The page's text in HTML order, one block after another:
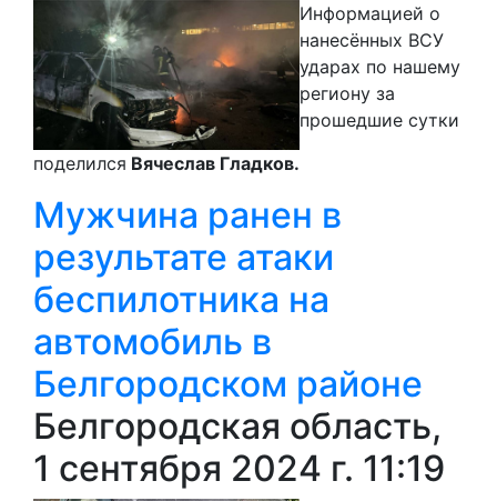
Информацией о
нанесённых ВСУ
ударах по нашему
региону за
прошедшие сутки
поделился Вячеслав Гладков.
Мужчина ранен в
результате атаки
беспилотника на
автомобиль в
Белгородском районе
Белгородская область,
1 сентября 2024 г. 11:19